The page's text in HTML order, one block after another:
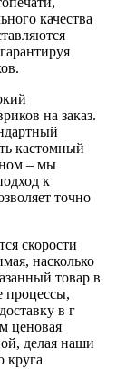
качества
на заказ.
кастомный
– мы
к
точно
скорости
насколько
товар в
процессы,
в г
ценовая
делая наши
круга